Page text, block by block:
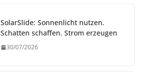
SolarSlide: Sonnenlicht nutzen.
Schatten schaffen. Strom erzeugen
30/07/2026